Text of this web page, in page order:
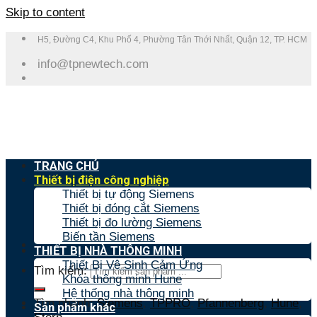
Skip to content
H5, Đường C4, Khu Phố 4, Phường Tân Thới Nhất, Quận 12, TP. HCM
info@tpnewtech.com
Tìm kiếm:
Tìm nhanh:Siemens,TPPRO,Pfannenberg,Hune,
TRANG CHỦ
Thiết bị điện công nghiệp
Thiết bị tự động Siemens
Thiết bị đóng cắt Siemens
Thiết bị đo lường Siemens
Biến tần Siemens
THIẾT BỊ NHÀ THÔNG MINH
Thiết Bị Vệ Sinh Cảm Ứng
Khóa thông minh Hune
Hệ thống nhà thông minh
Sản phẩm khác